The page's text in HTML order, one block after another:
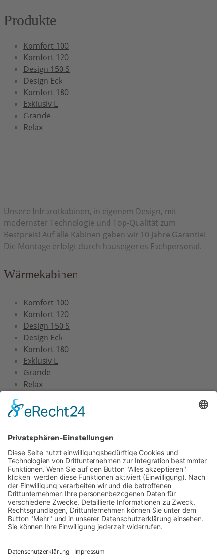
Produkte
Komfort 100
Komfort 120
Design 150 S
Design Eck
Komfort 180
Exklusiv L
Grande
Relax
Unsere Infrarotkabinen, in eigenem Design, mit
modernster Technologie und Top-Qualität zum
Bestpreis! Auf alle Kabinen geben wir 10 Jahre Garantie!
Die Montage erfolgt durch hauseigenes Fachpersonal.
Wärmekabinen
Komfort 100
Komfort 120
Design 150 S
Design Eck
Komfort 180
Exklusiv L
Grande
Relax
Service
Versand und Montage
Zertifizierung
Gewährleistung
FAQs
Downloads
Unternehmen
FAQs